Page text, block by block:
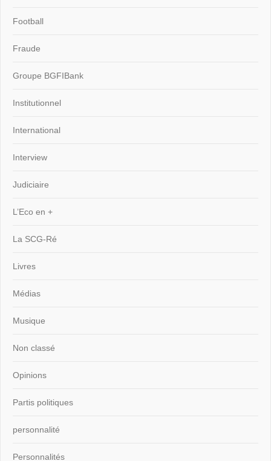
Football
Fraude
Groupe BGFIBank
Institutionnel
International
Interview
Judiciaire
L’Eco en +
La SCG-Ré
Livres
Médias
Musique
Non classé
Opinions
Partis politiques
personnalité
Personnalités